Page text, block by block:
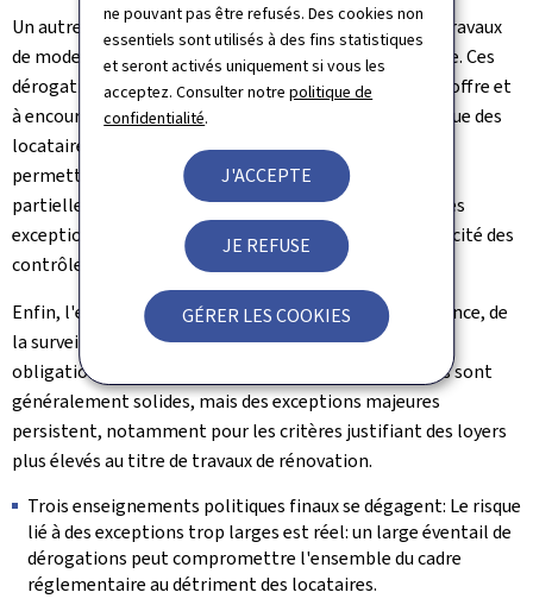
ne pouvant pas être refusés. Des cookies non
essentiels sont utilisés à des fins statistiques
et seront activés uniquement si vous les
acceptez. Consulter notrepolitique de
confidentialité.
J'ACCEPTE
JE REFUSE
GÉRER LES COOKIES
Un autre aspect crucial concerne les exceptions pour travaux
de modernisation, de rénovation et construction neuve. Ces
dérogations visent à atténuer les effets négatifs sur l'offre et
à encourager l'investissement. Pourtant, du point de vue des
locataires, elles constituent des failles importantes
permettant de contourner les plafonds. La couverture
partielle (géographique et temporelle), combinée à des
exceptions étendues, sape fondamentalement l'efficacité des
contrôles.
Enfin, l'efficacité dépend crucialement de la transparence, de
la surveillance et des mécanismes d'application. Les
obligations de divulgation imposées aux propriétaires sont
généralement solides, mais des exceptions majeures
persistent, notamment pour les critères justifiant des loyers
plus élevés au titre de travaux de rénovation.
Trois enseignements politiques finaux se dégagent: Le risque
lié à des exceptions trop larges est réel: un large éventail de
dérogations peut compromettre l'ensemble du cadre
réglementaire au détriment des locataires.